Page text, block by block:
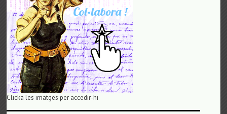
Clicka les imatges per accedir-hi